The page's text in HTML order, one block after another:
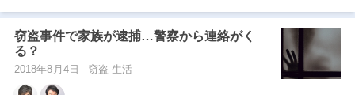
窃盗事件で家族が逮捕…警察から連絡がく
る？
2018年8月4日 窃盗 生活